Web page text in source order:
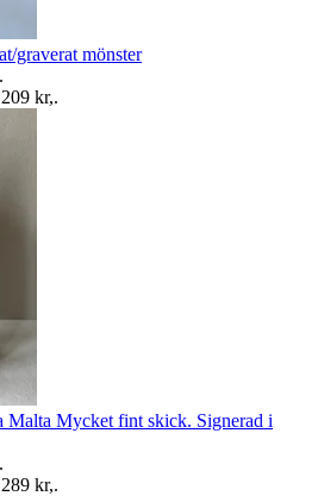
graverat mönster
.
209 kr,.
Malta Mycket fint skick. Signerad i
.
289 kr,.